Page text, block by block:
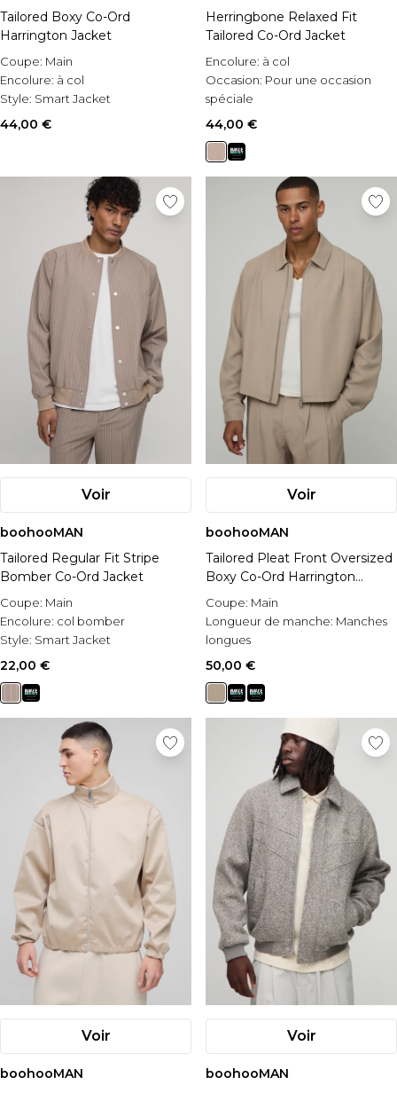
Tailored Boxy Co-Ord
Harrington Jacket
Coupe: Main
Encolure: à col
Style: Smart Jacket
44,00 €
Herringbone Relaxed Fit
Tailored Co-Ord Jacket
Encolure: à col
Occasion: Pour une occasion
spéciale
Style:Smart Jacket
44,00 €
Voir
boohooMAN
Tailored Regular Fit Stripe
Bomber Co-Ord Jacket
Coupe: Main
Encolure: col bomber
Style: Smart Jacket
22,00 €
Voir
boohooMAN
Tailored Pleat Front Oversized
Boxy Co-Ord Harrington
Jacket
Coupe: Main
Longueur de manche: Manches
longues
Matérial:
50,00 €
Voir
boohooMAN
Voir
boohooMAN